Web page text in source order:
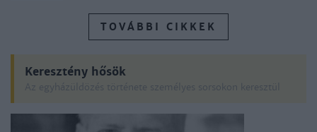
TOVÁBBI CIKKEK
Keresztény hősök
Az egyházüldözés története személyes sorsokon keresztül